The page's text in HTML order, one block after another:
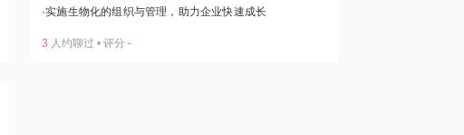
·实施生物化的组织与管理，助力企业快速成长
3 人约聊过 • 评分 -